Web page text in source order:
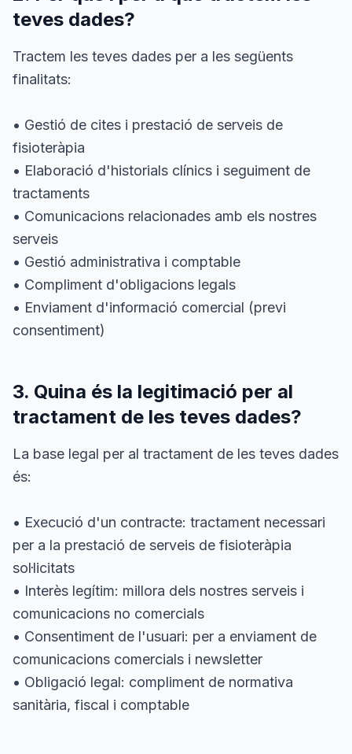
teves dades?
Tractem les teves dades per a les següents
finalitats:
• Gestió de cites i prestació de serveis de
fisioteràpia
• Elaboració d'historials clínics i seguiment de
tractaments
• Comunicacions relacionades amb els nostres
serveis
• Gestió administrativa i comptable
• Compliment d'obligacions legals
• Enviament d'informació comercial (previ
consentiment)
3. Quina és la legitimació per al
tractament de les teves dades?
La base legal per al tractament de les teves dades
és:
• Execució d'un contracte: tractament necessari
per a la prestació de serveis de fisioteràpia
sol·licitats
• Interès legítim: millora dels nostres serveis i
comunicacions no comercials
• Consentiment de l'usuari: per a enviament de
comunicacions comercials i newsletter
• Obligació legal: compliment de normativa
sanitària, fiscal i comptable